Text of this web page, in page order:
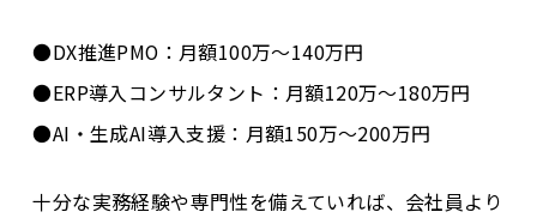
DX推進PMO：月額100万～140万円
ERP導入コンサルタント：月額120万～180万円
AI・生成AI導入支援：月額150万～200万円
十分な実務経験や専門性を備えていれば、会社員より